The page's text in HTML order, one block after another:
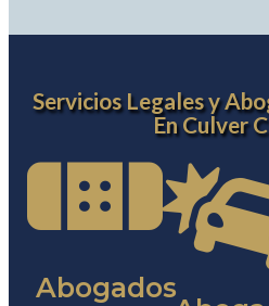
Servicios Legales y
En Culver
Abogados